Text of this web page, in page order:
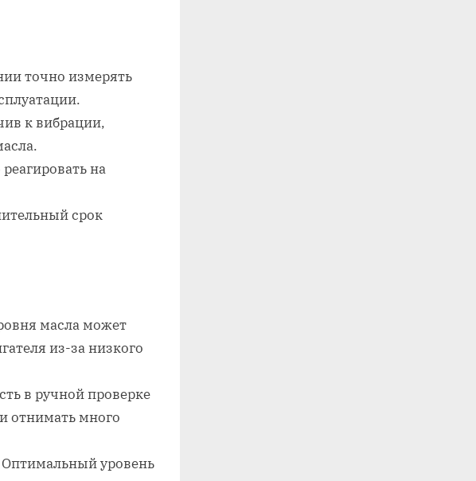
точно измерять
к вибрации,
на
срок
масла может
из-за низкого
в ручной проверке
отнимать много
уровень